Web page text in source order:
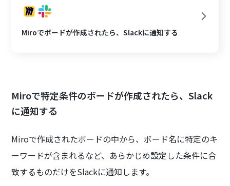
Miroでボードが作成されたら、Slackに通知する
Miroで特定条件のボードが作成されたら、Slack
に通知する
Miroで作成されたボードの中から、ボード名に特定のキ
ーワードが含まれるなど、あらかじめ設定した条件に合
致するものだけをSlackに通知します。